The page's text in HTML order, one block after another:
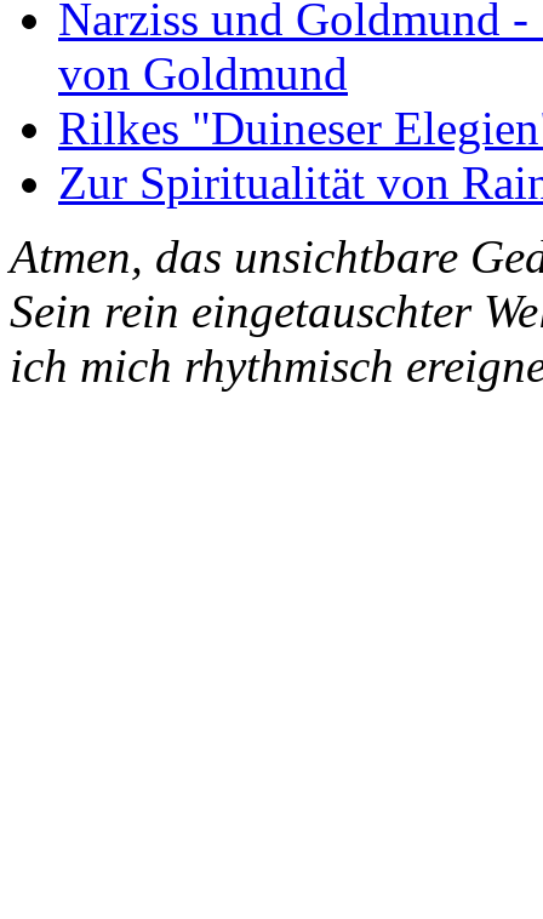
Narziss und Goldmund
von Goldmund
Rilkes "Duineser
Zur Spiritualität von
Atmen, das unsichtbare
Sein rein eingetauschter
ich mich rhythmisch